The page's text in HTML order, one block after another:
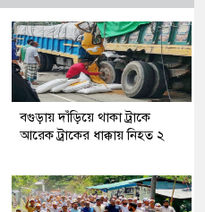
বগুড়ায় দাঁড়িয়ে থাকা ট্রাকে
আরেক ট্রাকের ধাক্কায় নিহত ২